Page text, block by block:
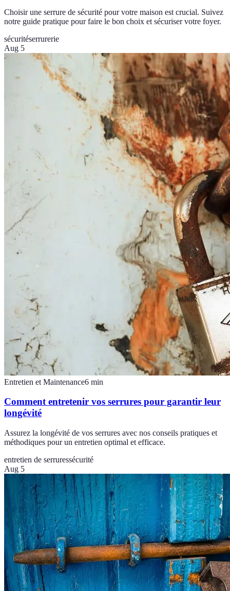
Choisir une serrure de sécurité pour votre maison est crucial. Suivez
notre guide pratique pour faire le bon choix et sécuriser votre foyer.
sécuritéserrurerie
Aug 5
Entretien et Maintenance6 min
Comment entretenir vos serrures pour garantir leur
longévité
Assurez la longévité de vos serrures avec nos conseils pratiques et
méthodiques pour un entretien optimal et efficace.
entretien de serruressécurité
Aug 5